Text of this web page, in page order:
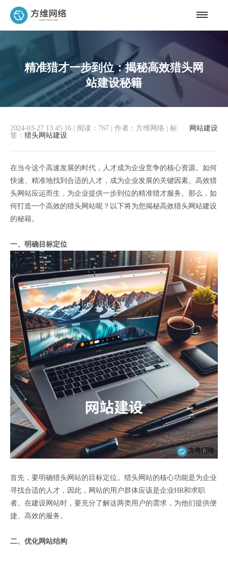
精准猎才一步到位：揭秘高效猎头网
站建设秘籍
网站建设
2024-03-27 13:45:16 阅读：767 作者：方维网络
标
签： 猎头网站建设
在当今这个高速发展的时代，人才成为企业竞争的核心资源。如何
快速、精准地找到合适的人才，成为企业发展的关键因素。高效猎
头网站应运而生，为企业提供一步到位的精准猎才服务。那么，如
何打造一个高效的猎头网站呢？以下将为您揭秘高效猎头网站建设
的秘籍。
一、明确目标定位
首先，要明确猎头网站的目标定位。猎头网站的核心功能是为企业
寻找合适的人才，因此，网站的用户群体应该是企业HR和求职
者。在建设网站时，要充分了解这两类用户的需求，为他们提供便
捷、高效的服务。
二、优化网站结构